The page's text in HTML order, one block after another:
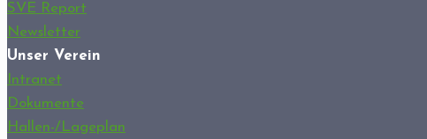
SVE Report
Newsletter
Unser Verein
Intranet
Dokumente
Hallen-/Lageplan